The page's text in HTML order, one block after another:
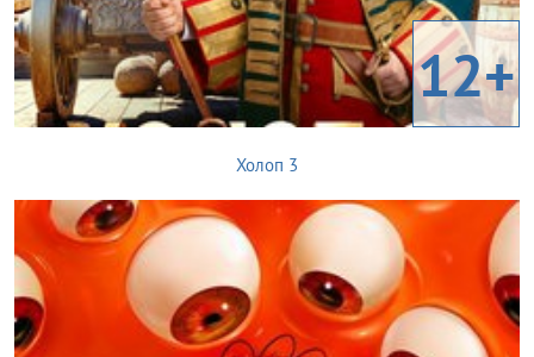
12+
Холоп 3